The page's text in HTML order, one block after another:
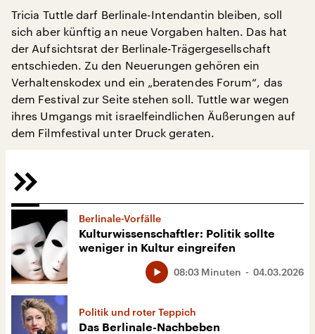
Tricia Tuttle darf Berlinale-Intendantin bleiben, soll
sich aber künftig an neue Vorgaben halten. Das hat
der Aufsichtsrat der Berlinale-Trägergesellschaft
entschieden. Zu den Neuerungen gehören ein
Verhaltenskodex und ein „beratendes Forum“, das
dem Festival zur Seite stehen soll. Tuttle war wegen
ihres Umgangs mit israelfeindlichen Äußerungen auf
dem Filmfestival unter Druck geraten.
Berlinale-Vorfälle
Kulturwissenschaftler: Politik sollte
weniger in Kultur eingreifen
04.03.2026
08:03 Minuten
Politik und roter Teppich
Das Berlinale-Nachbeben